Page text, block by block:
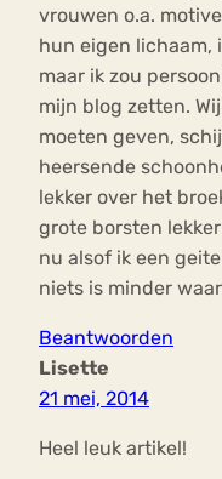
vrouwen o.a.
hun eigen lichaam,
maar ik zou
mijn blog zetten.
moeten geven,
heersende
lekker over het
grote borsten
nu alsof ik een
niets is minder
Beantwoorden
Lisette
21 mei, 2014
Heel leuk artikel!